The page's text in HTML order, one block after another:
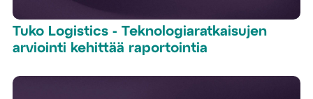
Tuko Logistics - Teknologiaratkaisujen
arviointi kehittää raportointia